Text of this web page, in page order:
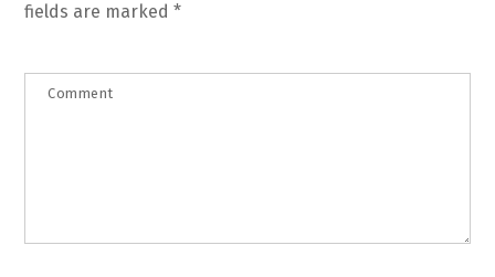
fields are marked*
Comment